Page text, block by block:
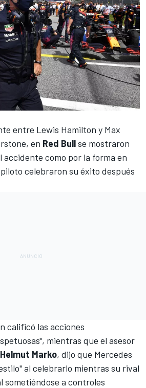
entre Lewis Hamilton y Max
, en Red Bullse mostraron
como por la forma en
celebraron su éxito después
calificó las acciones
, mientras que el asesor
Helmut Marko, dijo que Mercedes
al celebrarlo mientras su rival
sometiéndose a controles